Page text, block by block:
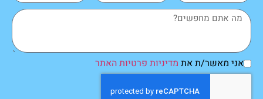
אני מאשר/ת את מדיניות פרטיות האתר